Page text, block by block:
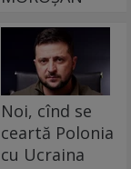
Noi, cînd se
ceartă Polonia
cu Ucraina